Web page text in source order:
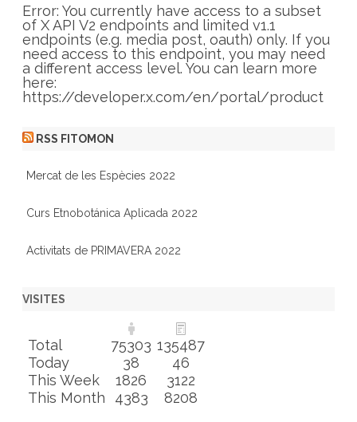
r
i
e
s
Error: You currently have access to a subset
of X API V2 endpoints and limited v1.1
endpoints (e.g. media post, oauth) only. If you
need access to this endpoint, you may need
a different access level. You can learn more
here:
https://developer.x.com/en/portal/product
RSS FITOMON
Mercat de les Espècies 2022
Curs Etnobotánica Aplicada 2022
Activitats de PRIMAVERA 2022
VISITES
Total 75303 135487
Today
38
46
This Week
1826
3122
This Month
4383 8208